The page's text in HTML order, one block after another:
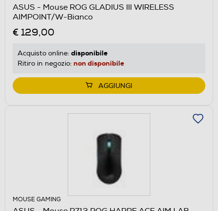
ASUS - Mouse ROG GLADIUS III WIRELESS
AIMPOINT/W-Bianco
€ 129,00
Acquisto online: disponibile
Ritiro in negozio: non disponibile
AGGIUNGI
MOUSE GAMING